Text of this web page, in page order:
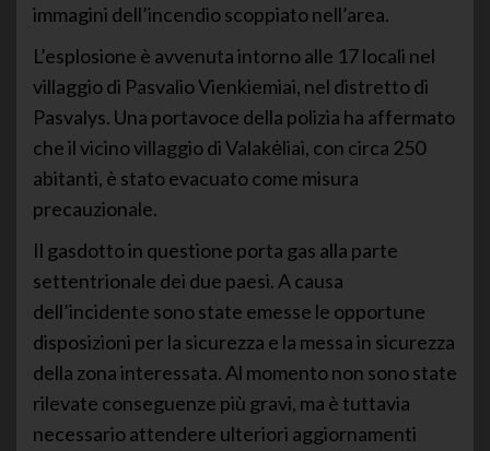
immagini dell’incendio scoppiato nell’area.
L’esplosione è avvenuta intorno alle 17 locali nel
villaggio di Pasvalio Vienkiemiai, nel distretto di
Pasvalys. Una portavoce della polizia ha affermato
che il vicino villaggio di Valakėliai, con circa 250
abitanti, è stato evacuato come misura
precauzionale.
Il gasdotto in questione porta gas alla parte
settentrionale dei due paesi. A causa
dell’incidente sono state emesse le opportune
disposizioni per la sicurezza e la messa in sicurezza
della zona interessata. Al momento non sono state
rilevate conseguenze più gravi, ma è tuttavia
necessario attendere ulteriori aggiornamenti